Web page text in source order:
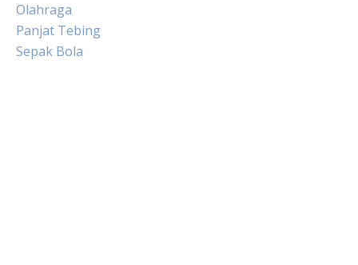
Olahraga
Panjat Tebing
Sepak Bola